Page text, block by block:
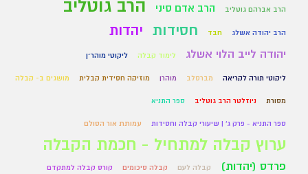
הרב אברהם גוטליב הרב אדם סיני הרב גוטליב
הרב יהודה אשלג חבד חסידות יהדות
יהודה לייב הלוי אשלג לימוד קבלה ליקוטי מוהר״ן
ליקוטי תורה לקריאה מברסלב מוהרן מוזיקה חסידית קבלית מושגים ב- קבלה
מסורת ניוזלטר הרב גוטליב ספר התניא
ספר התניא - פרק ג' | שיעורי קבלה וחסידות עמותת אור הסולם
ערוץ קבלה למתחיל - חכמת הקבלה
פרדס (יהדות) קבלה לעם קבלה סיכומים קורס קבלה למתקדם